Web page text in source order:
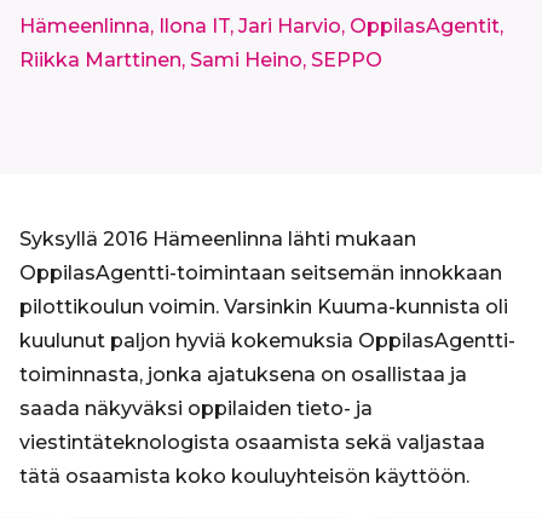
Hämeenlinna, Ilona IT, Jari Harvio, OppilasAgentit,
Riikka Marttinen, Sami Heino, SEPPO
Syksyllä 2016 Hämeenlinna lähti mukaan
OppilasAgentti-toimintaan seitsemän innokkaan
pilottikoulun voimin. Varsinkin Kuuma-kunnista oli
kuulunut paljon hyviä kokemuksia OppilasAgentti-
toiminnasta, jonka ajatuksena on osallistaa ja
saada näkyväksi oppilaiden tieto- ja
viestintäteknologista osaamista sekä valjastaa
tätä osaamista koko kouluyhteisön käyttöön.